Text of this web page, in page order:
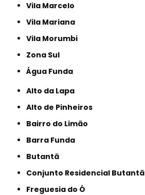
Vila Marcelo
Vila Mariana
Vila Morumbi
Zona Sul
Água Funda
Alto da Lapa
Alto de Pinheiros
Bairro do Limão
Barra Funda
Butantã
Conjunto Residencial Butantã
Freguesia do Ó